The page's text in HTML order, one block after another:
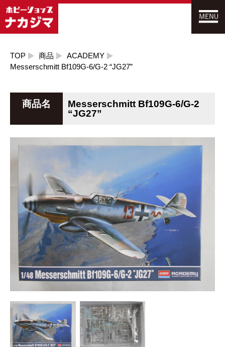
TOP 商品
ACADEMY
Messerschmitt Bf109G-6/G-2 “JG27”
商品名
Messerschmitt Bf109G-6/G-2
“JG27”